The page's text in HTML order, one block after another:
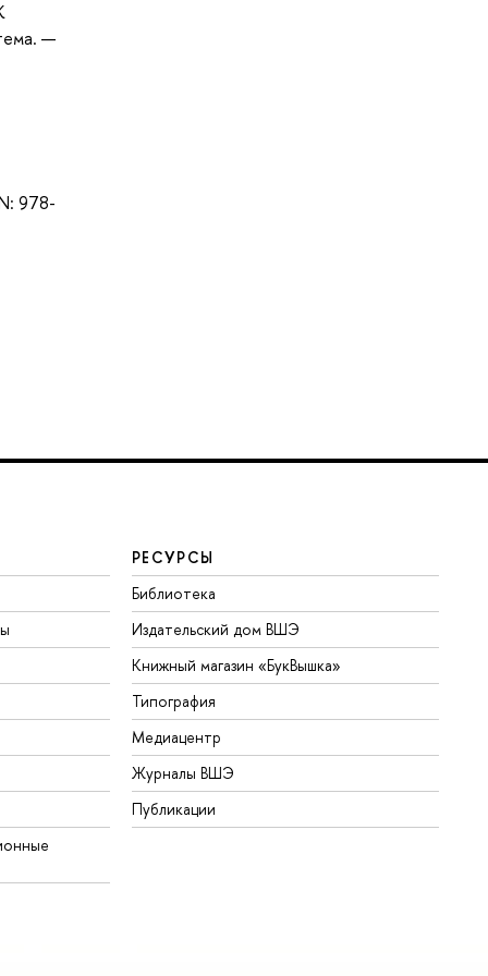
—
978-
РЕСУРСЫ
Библиотека
Издательский дом ВШЭ
Книжный магазин «БукВышка»
Типография
Медиацентр
Журналы ВШЭ
Публикации